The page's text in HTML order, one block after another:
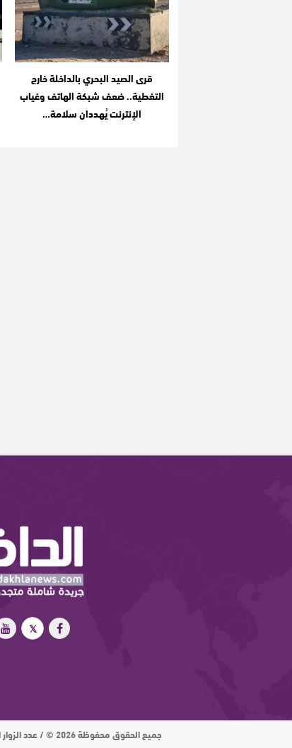
قرى الصيد البحري بالداخلة خارج
التغطية.. ضعف شبكة الهاتف وغياب
الإنترنت يُهددان سلامة…
جميع الحقوق محفوظة 2026 © / عدد الزوار اليومي : 15 ألف